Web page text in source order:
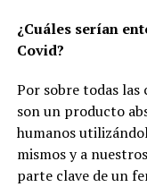
¿Cuáles serían
Covid?
Por sobre todas las
son un producto
humanos
mismos y a
parte clave de un